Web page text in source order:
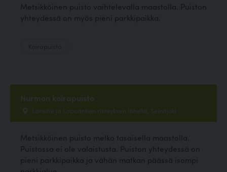
Metsikköinen puisto vaihtelevalla maastolla. Puiston
yhteydessä on myös pieni parkkipaikka.
Nurmon koirapuisto
Länsitie ja Lapuantien risteyksen lähellä, Seinäjoki
Metsikköinen puisto melko tasaisella maastolla.
Puistossa ei ole valaistusta. Puiston yhteydessä on
pieni parkkipaikka ja vähän matkan päässä isompi